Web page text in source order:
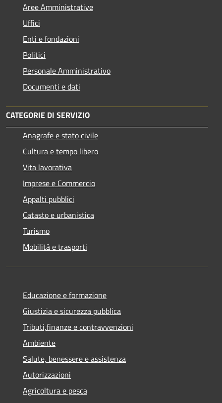
Aree Amministrative
Uffici
Enti e fondazioni
Politici
Personale Amministrativo
Documenti e dati
CATEGORIE DI SERVIZIO
Anagrafe e stato civile
Cultura e tempo libero
Vita lavorativa
Imprese e Commercio
Appalti pubblici
Catasto e urbanistica
Turismo
Mobilità e trasporti
Educazione e formazione
Giustizia e sicurezza pubblica
Tributi,finanze e contravvenzioni
Ambiente
Salute, benessere e assistenza
Autorizzazioni
Agricoltura e pesca